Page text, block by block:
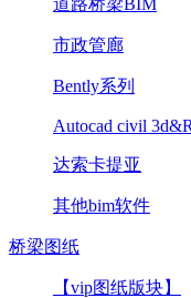
市政管廊
Bently系列
Autocad civil
达索卡提亚
其他bim软件
桥梁图纸
【vip图纸版块】